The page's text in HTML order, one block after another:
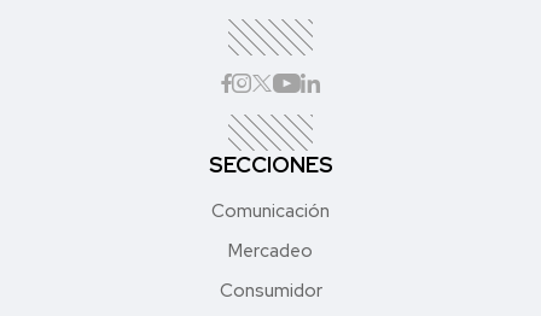
SECCIONES
Comunicación
Mercadeo
Consumidor